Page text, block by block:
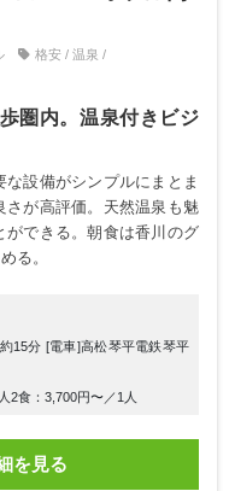
格安 / 温泉 /
圏内。温泉付きビジ
設備がシンプルにまとま
さが高評価。天然温泉も魅
ができる。朝食は香川のグ
る。
15分 [電車]高松琴平電鉄琴平
2食：3,700円〜／1人
を見る